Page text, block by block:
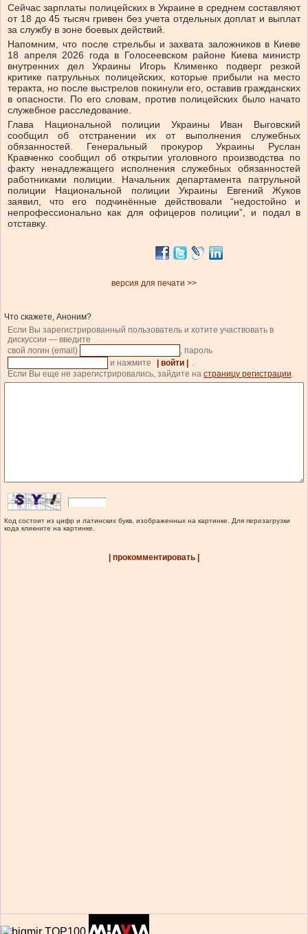
Сейчас зарплаты полицейских в Украине в среднем составляют
от 18 до 45 тысяч гривен без учета отдельных доплат и выплат
за службу в зоне боевых действий.
Напомним, что после стрельбы и захвата заложников в Киеве
18 апреля 2026 года в Голосеевском районе Киева министр
внутренних дел Украины Игорь Клименко подверг резкой
критике патрульных полицейских, которые прибыли на место
теракта, но после выстрелов покинули его, оставив гражданских
в опасности. По его словам, против полицейских было начато
служебное расследование.
Глава Национальной полиции Украины Иван Выговский
сообщил об отстранении их от выполнения служебных
обязанностей. Генеральный прокурор Украины Руслан
Кравченко сообщил об открытии уголовного производства по
факту ненадлежащего исполнения служебных обязанностей
работниками полиции. Начальник департамента патрульной
полиции Национальной полиции Украины Евгений Жуков
заявил, что его подчинённые действовали “недостойно и
непрофессионально как для офицеров полиции”, и подал в
отставку.
версия для печати >>
Что скажете, Аноним?
Если Вы зарегистрированный пользователь и хотите участвовать в
дискуссии — введите
свой логин (email)
, пароль
и нажмите
| войти |
.
Если Вы еще не зарегистрировались, зайдите на страницу регистрации.
Код состоит из цифр и латинских букв, изображенных на картинке. Для перезагрузки
кода кликните на картинке.
| прокомментировать |